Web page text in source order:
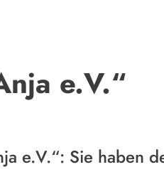
e.V.“
e.V.“: Sie haben